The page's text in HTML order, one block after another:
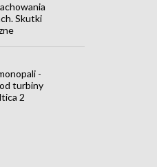
Skutki
-
turbiny
2